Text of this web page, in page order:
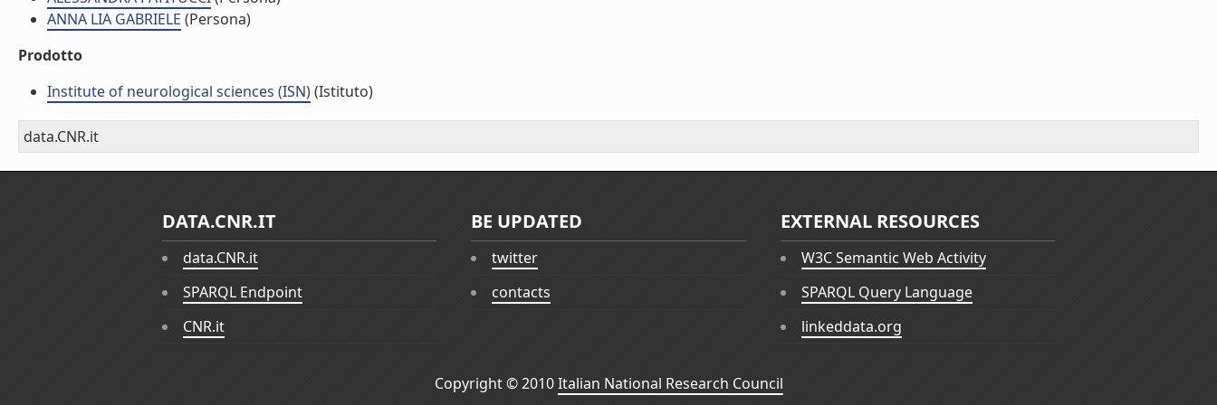
ANNA LIA GABRIELE (Persona)
Prodotto
Institute of neurological sciences (ISN)(Istituto)
data.CNR.it
DATA.CNR.IT
data.CNR.it
SPARQL Endpoint
CNR.it
BE UPDATED
twitter
contacts
EXTERNAL RESOURCES
W3C Semantic Web Activity
SPARQL Query Language
linkeddata.org
Copyright © 2010Italian National Research Council